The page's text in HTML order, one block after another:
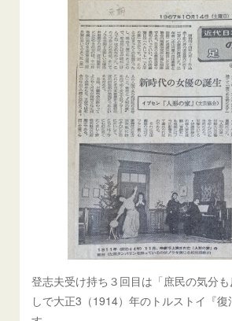
登志夫受け持ち３回目は「庶民の気分
しで大正3（1914）年のトルストイ『復